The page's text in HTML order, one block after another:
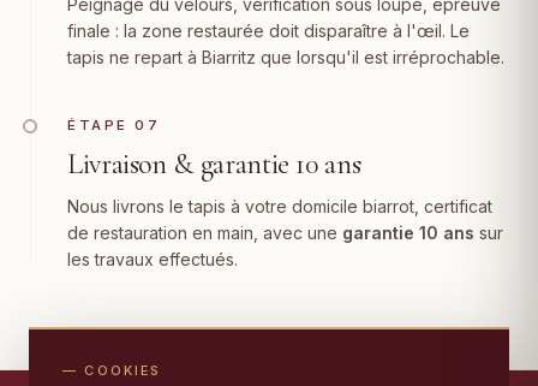
Peignage du velours, vérification sous loupe, épreuve
finale : la zone restaurée doit disparaître à l'œil. Le
tapis ne repart à Biarritz que lorsqu'il est irréprochable.
ÉTAPE 07
Livraison & garantie 10 ans
Nous livrons le tapis à votre domicile biarrot, certificat
de restauration en main, avec une garantie 10 ans sur
les travaux effectués.
— COOKIES